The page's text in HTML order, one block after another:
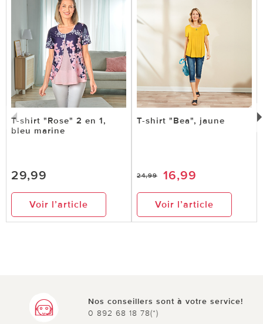
T-shirt "Rose" 2 en 1,
bleu marine
29,99
Voir l’article
T-shirt "Bea", jaune
24,99 16,99
Voir l’article
Nos conseillers sont à votre service!
0 892 68 18 78(*)